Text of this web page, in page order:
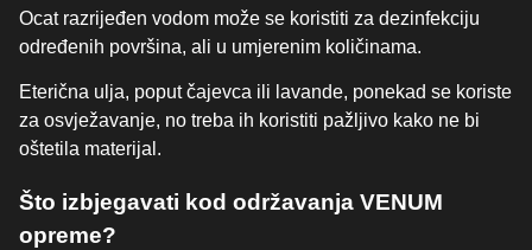
Ocat razrijeđen vodom može se koristiti za dezinfekciju
određenih površina, ali u umjerenim količinama.
Eterična ulja, poput čajevca ili lavande, ponekad se koriste
za osvježavanje, no treba ih koristiti pažljivo kako ne bi
oštetila materijal.
Što izbjegavati kod održavanja VENUM
opreme?